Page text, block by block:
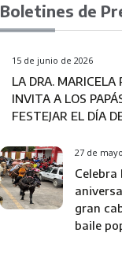
Boletines de
15 de junio de 2026
LA DRA. MARICELA
INVITA A LOS
FESTEJAR EL DÍA
27 de
Celebra
gran
baile